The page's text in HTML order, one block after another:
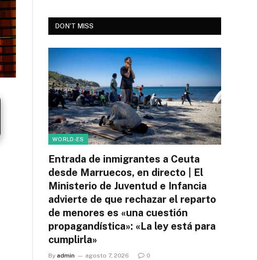
DON'T MISS
WORLD-ES
Entrada de inmigrantes a Ceuta
desde Marruecos, en directo | El
Ministerio de Juventud e Infancia
advierte de que rechazar el reparto
de menores es «una cuestión
propagandística»: «La ley está para
cumplirla»
By admin agosto 7, 2026 0